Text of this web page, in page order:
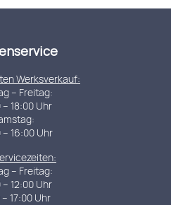
Werksverkauf:
– Freitag:
18:00 Uhr
16:00 Uhr
– Freitag:
12:00 Uhr
17:00 Uhr